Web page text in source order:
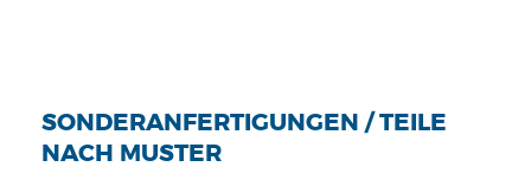
SONDERANFERTIGUNGEN / TEILE
NACH MUSTER